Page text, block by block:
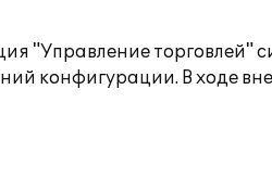
"Управление торговлей"
конфигурации. В ходе